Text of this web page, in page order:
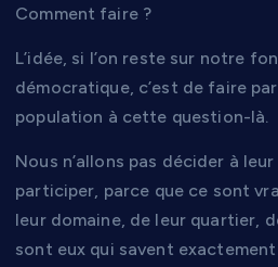
Comment faire ?
L’idée, si l’on reste sur notre
démocratique, c’est de faire
population à cette question-là.
Nous n’allons pas décider à
participer, parce que ce sont
leur domaine, de leur quartier,
sont eux qui savent